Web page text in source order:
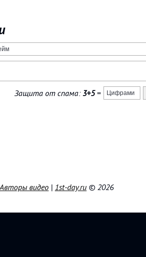
Защита от спама:3+5=
Авторы видео | 1st-day.ru © 2026